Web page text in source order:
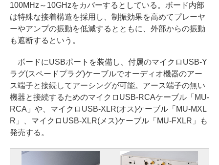
100MHz～10GHzをカバーするとしている。ボード内部
は特殊な接着構造を採用し、制振効果を高めてプレーヤ
ーやアンプの振動を低減するとともに、外部からの振動
も遮断するという。
ボードにUSBポートを装備し、付属のマイクロUSB-Y
ラグ(スペードプラグ)ケーブルでオーディオ機器のアー
ス端子と接続してアーシングが可能。アース端子の無い
機器と接続するためのマイクロUSB-RCAケーブル「MU-
RCA」や、マイクロUSB-XLR(オス)ケーブル「MU-MXL
R」、マイクロUSB-XLR(メス)ケーブル「MU-FXLR」も
発売する。